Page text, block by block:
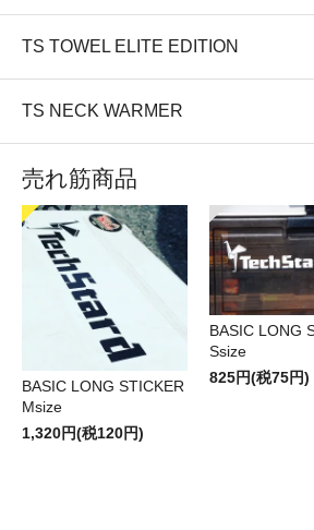
TS TOWEL ELITE EDITION
TS NECK WARMER
売れ筋商品
BASIC LONG STICKER
Msize
1,320円(税120円)
BASIC LONG
Ssize
825円(税75円)